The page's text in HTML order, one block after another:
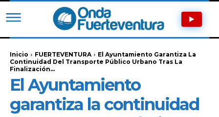
Inicio FUERTEVENTURA
El Ayuntamiento Garantiza La
Continuidad Del Transporte Público Urbano Tras La
Finalización...
El Ayuntamiento
garantiza la continuidad